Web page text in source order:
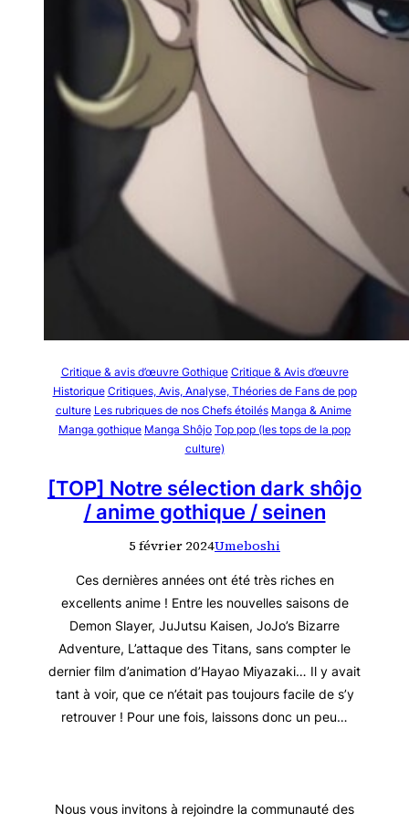
Critique & avis d’œuvre Gothique Critique & Avis d’œuvre
Historique Critiques, Avis, Analyse, Théories de Fans de pop
culture Les rubriques de nos Chefs étoilés Manga & Anime
Manga gothique Manga Shôjo Top pop (les tops de la pop
culture)
[TOP] Notre sélection dark shôjo
/ anime gothique / seinen
5 février 2024Umeboshi
Ces dernières années ont été très riches en
excellents anime ! Entre les nouvelles saisons de
Demon Slayer, JuJutsu Kaisen, JoJo’s Bizarre
Adventure, L’attaque des Titans, sans compter le
dernier film d’animation d’Hayao Miyazaki… Il y avait
tant à voir, que ce n’était pas toujours facile de s’y
retrouver ! Pour une fois, laissons donc un peu…
Nous vous invitons à rejoindre la communauté des